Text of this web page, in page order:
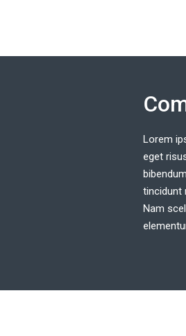
Lorem
eget
tincidunt
Nam